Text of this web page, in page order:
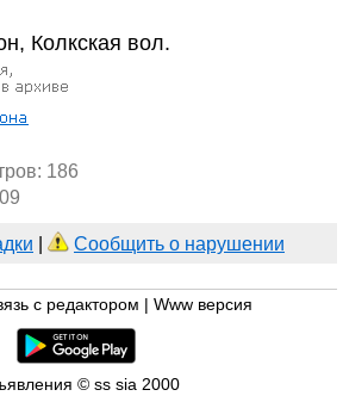
Колкская вол.
186
Сообщить о нарушении
с редактором Www версия
© ss sia 2000